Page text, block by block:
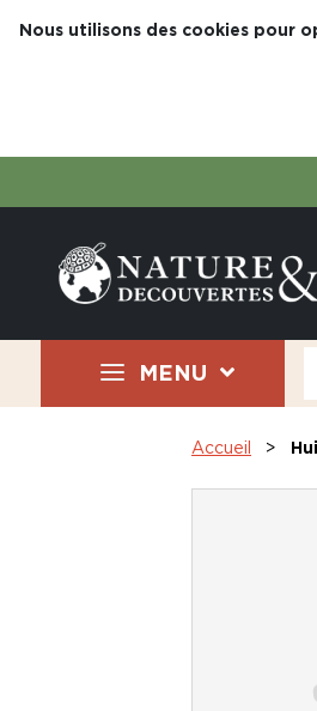
Nous utilisons des cookies pour
MENU
Accueil